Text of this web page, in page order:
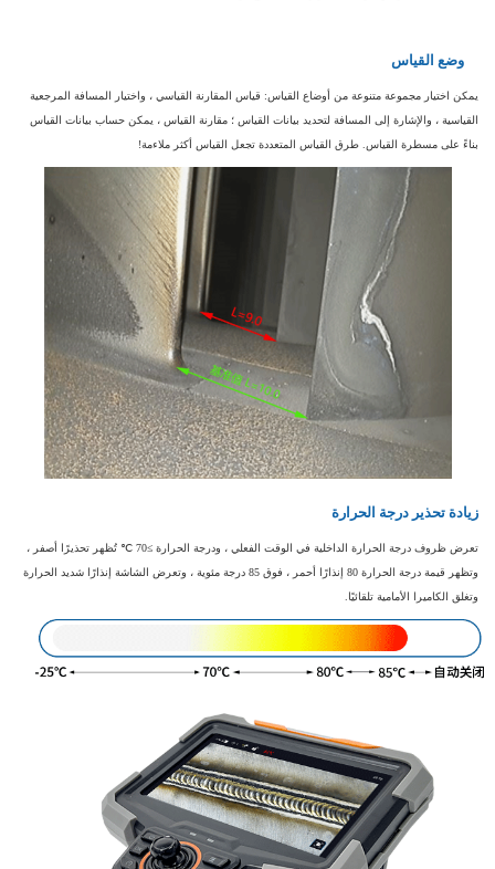
وضع القياس
يمكن اختيار مجموعة متنوعة من أوضاع القياس: قياس المقارنة القياسي ، واختيار المسافة المرجعية
القياسية ، والإشارة إلى المسافة لتحديد بيانات القياس ؛ مقارنة القياس ، يمكن حساب بيانات القياس
بناءً على مسطرة القياس. طرق القياس المتعددة تجعل القياس أكثر ملاءمة!
زيادة تحذير درجة الحرارة
تعرض ظروف درجة الحرارة الداخلية في الوقت الفعلي ، ودرجة الحرارة ≥70 ℃ تُظهر تحذيرًا أصفر ،
وتظهر قيمة درجة الحرارة 80 إنذارًا أحمر ، فوق 85 درجة مئوية ، وتعرض الشاشة إنذارًا شديد الحرارة
وتغلق الكاميرا الأمامية تلقائيًا.